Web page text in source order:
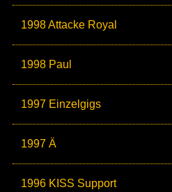
1998 Attacke Royal
1998 Paul
1997 Einzelgigs
1997 Ä
1996 KISS Support